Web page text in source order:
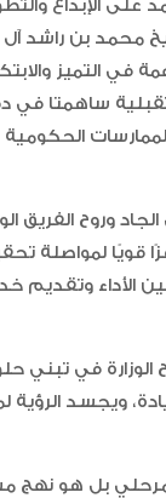
الإبداع
محمد بن راشد
في التميز
ساهمتا في
وروح الفريق
قويًا لمواصلة
الأداء وتقديم
الوزارة في تبني
ويجسد الرؤية
بل هو نهج